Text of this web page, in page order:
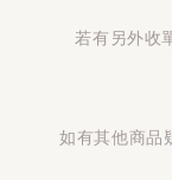
若有另外收
如有其他商品